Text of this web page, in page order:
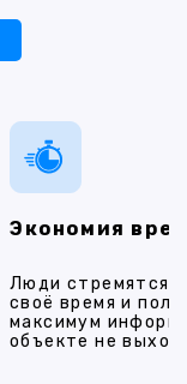
Экономия
Люди стремятся
своё время и
максимум
объекте не